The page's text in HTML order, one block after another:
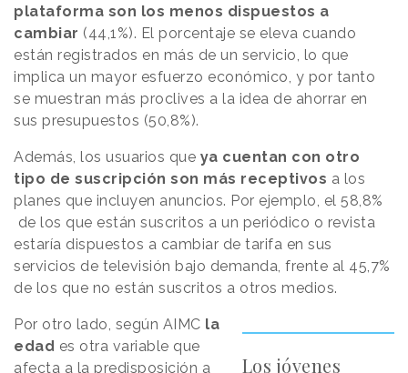
plataforma son los menos dispuestos a
cambiar (44,1%). El porcentaje se eleva cuando
están registrados en más de un servicio, lo que
implica un mayor esfuerzo económico, y por tanto
se muestran más proclives a la idea de ahorrar en
sus presupuestos (50,8%).
Además, los usuarios que ya cuentan con otro
tipo de suscripción son más receptivos a los
planes que incluyen anuncios. Por ejemplo, el 58,8%
de los que están suscritos a un periódico o revista
estaría dispuestos a cambiar de tarifa en sus
servicios de televisión bajo demanda, frente al 45,7%
de los que no están suscritos a otros medios.
Los jóvenes
Por otro lado, según AIMC la
edad es otra variable que
afecta a la predisposición a